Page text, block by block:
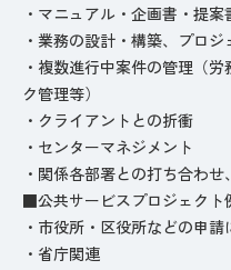
・マニュアル・企画書・提案
・業務の設計・構築、プロ
・複数進行中案件の管理（
ク管理等）
・クライアントとの折衝
・センターマネジメント
・関係各部署との打ち合わせ
■公共サービスプロジェクト
・市役所・区役所などの申
・省庁関連